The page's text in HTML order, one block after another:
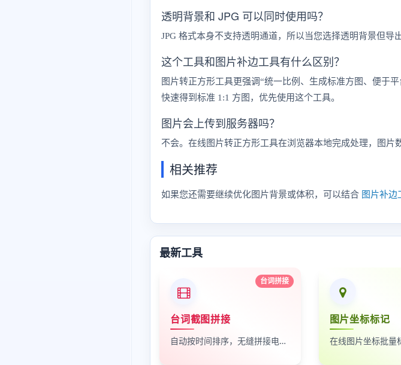
透明背景和 JPG 可以同时使用吗？
JPG 格式本身不支持透明通道，所以当您选择透明背景但导
这个工具和图片补边工具有什么区别？
图片转正方形工具更强调“统一比例、生成标准方图、便于
快速得到标准 1:1 方图，优先使用这个工具。
图片会上传到服务器吗？
不会。在线图片转正方形工具在浏览器本地完成处理，图片
相关推荐
如果您还需要继续优化图片背景或体积，可以结合 图片补边
最新工具
台词拼接
台词截图拼接
自动按时间排序，无缝拼接电影台词截图
图片坐标标记